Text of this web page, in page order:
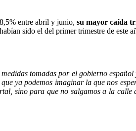
entre abril y junio, su mayor caída
sido el del primer trimestre de este
tomadas por el gobierno
ya podemos imaginar la que nos
sino para que no salgamos a la calle